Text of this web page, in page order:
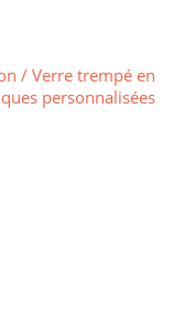
/ Verre trempé en
personnalisées